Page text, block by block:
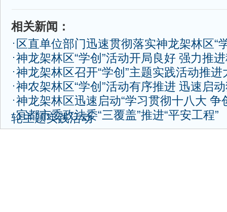
相关新闻：
区直单位部门迅速贯彻落实神龙架林区“
神龙架林区“学创”活动开局良好 强力推
神龙架林区召开“学创”主题实践活动推进
神农架林区“学创”活动有序推进 迅速启
神龙架林区迅速启动“学习贯彻十八大 争
轮主题实践活动
宜都市委政法委“三覆盖”推进“平安工程”